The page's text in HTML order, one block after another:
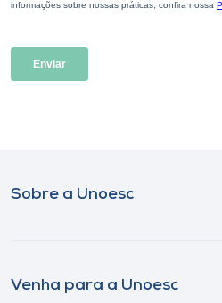
Sobre a Unoesc
Venha para a Unoesc